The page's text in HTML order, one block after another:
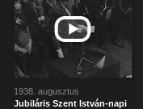
1938. augusztus
Jubiláris Szent István-napi